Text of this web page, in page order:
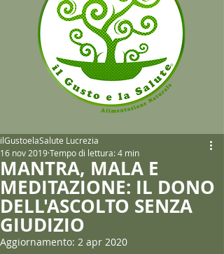
MANTRA, MALA E
MEDITAZIONE: IL DONO
DELL'ASCOLTO SENZA
GIUDIZIO
ilGustoelaSalute Lucrezia
16 nov 2019Tempo di lettura: 4 min
Aggiornamento: 2 apr 2020